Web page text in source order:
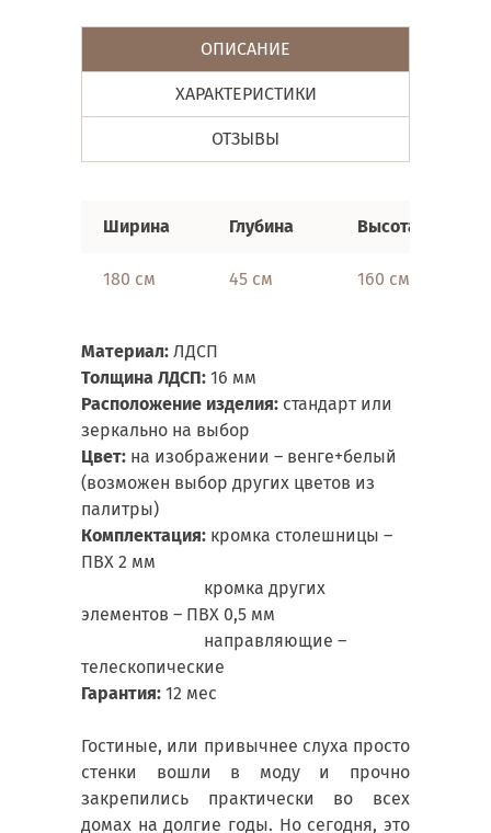
ОПИСАНИЕ
ХАРАКТЕРИСТИКИ
ОТЗЫВЫ
Ширина Глубина Высота
180 см 45 см 160 см
Материал: ЛДСП
Толщина ЛДСП: 16 мм
Расположение изделия: стандарт или
зеркально на выбор
Цвет: на изображении – венге+белый
(возможен выбор других цветов из
палитры)
Комплектация: кромка столешницы –
ПВХ 2 мм
кромка других
элементов – ПВХ 0,5 мм
направляющие –
телескопические
Гарантия: 12 мес
Гостиные, или привычнее слуха просто
стенки вошли в моду и прочно
закрепились практически во всех
домах на долгие годы. Но сегодня, это